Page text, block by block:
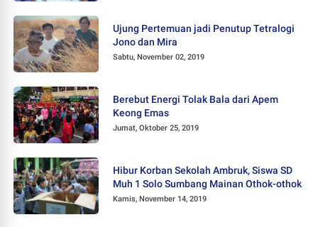
Ujung Pertemuan jadi Penutup Tetralogi
Jono dan Mira
Sabtu, November 02, 2019
Berebut Energi Tolak Bala dari Apem
Keong Emas
Jumat, Oktober 25, 2019
Hibur Korban Sekolah Ambruk, Siswa SD
Muh 1 Solo Sumbang Mainan Othok-othok
Kamis, November 14, 2019